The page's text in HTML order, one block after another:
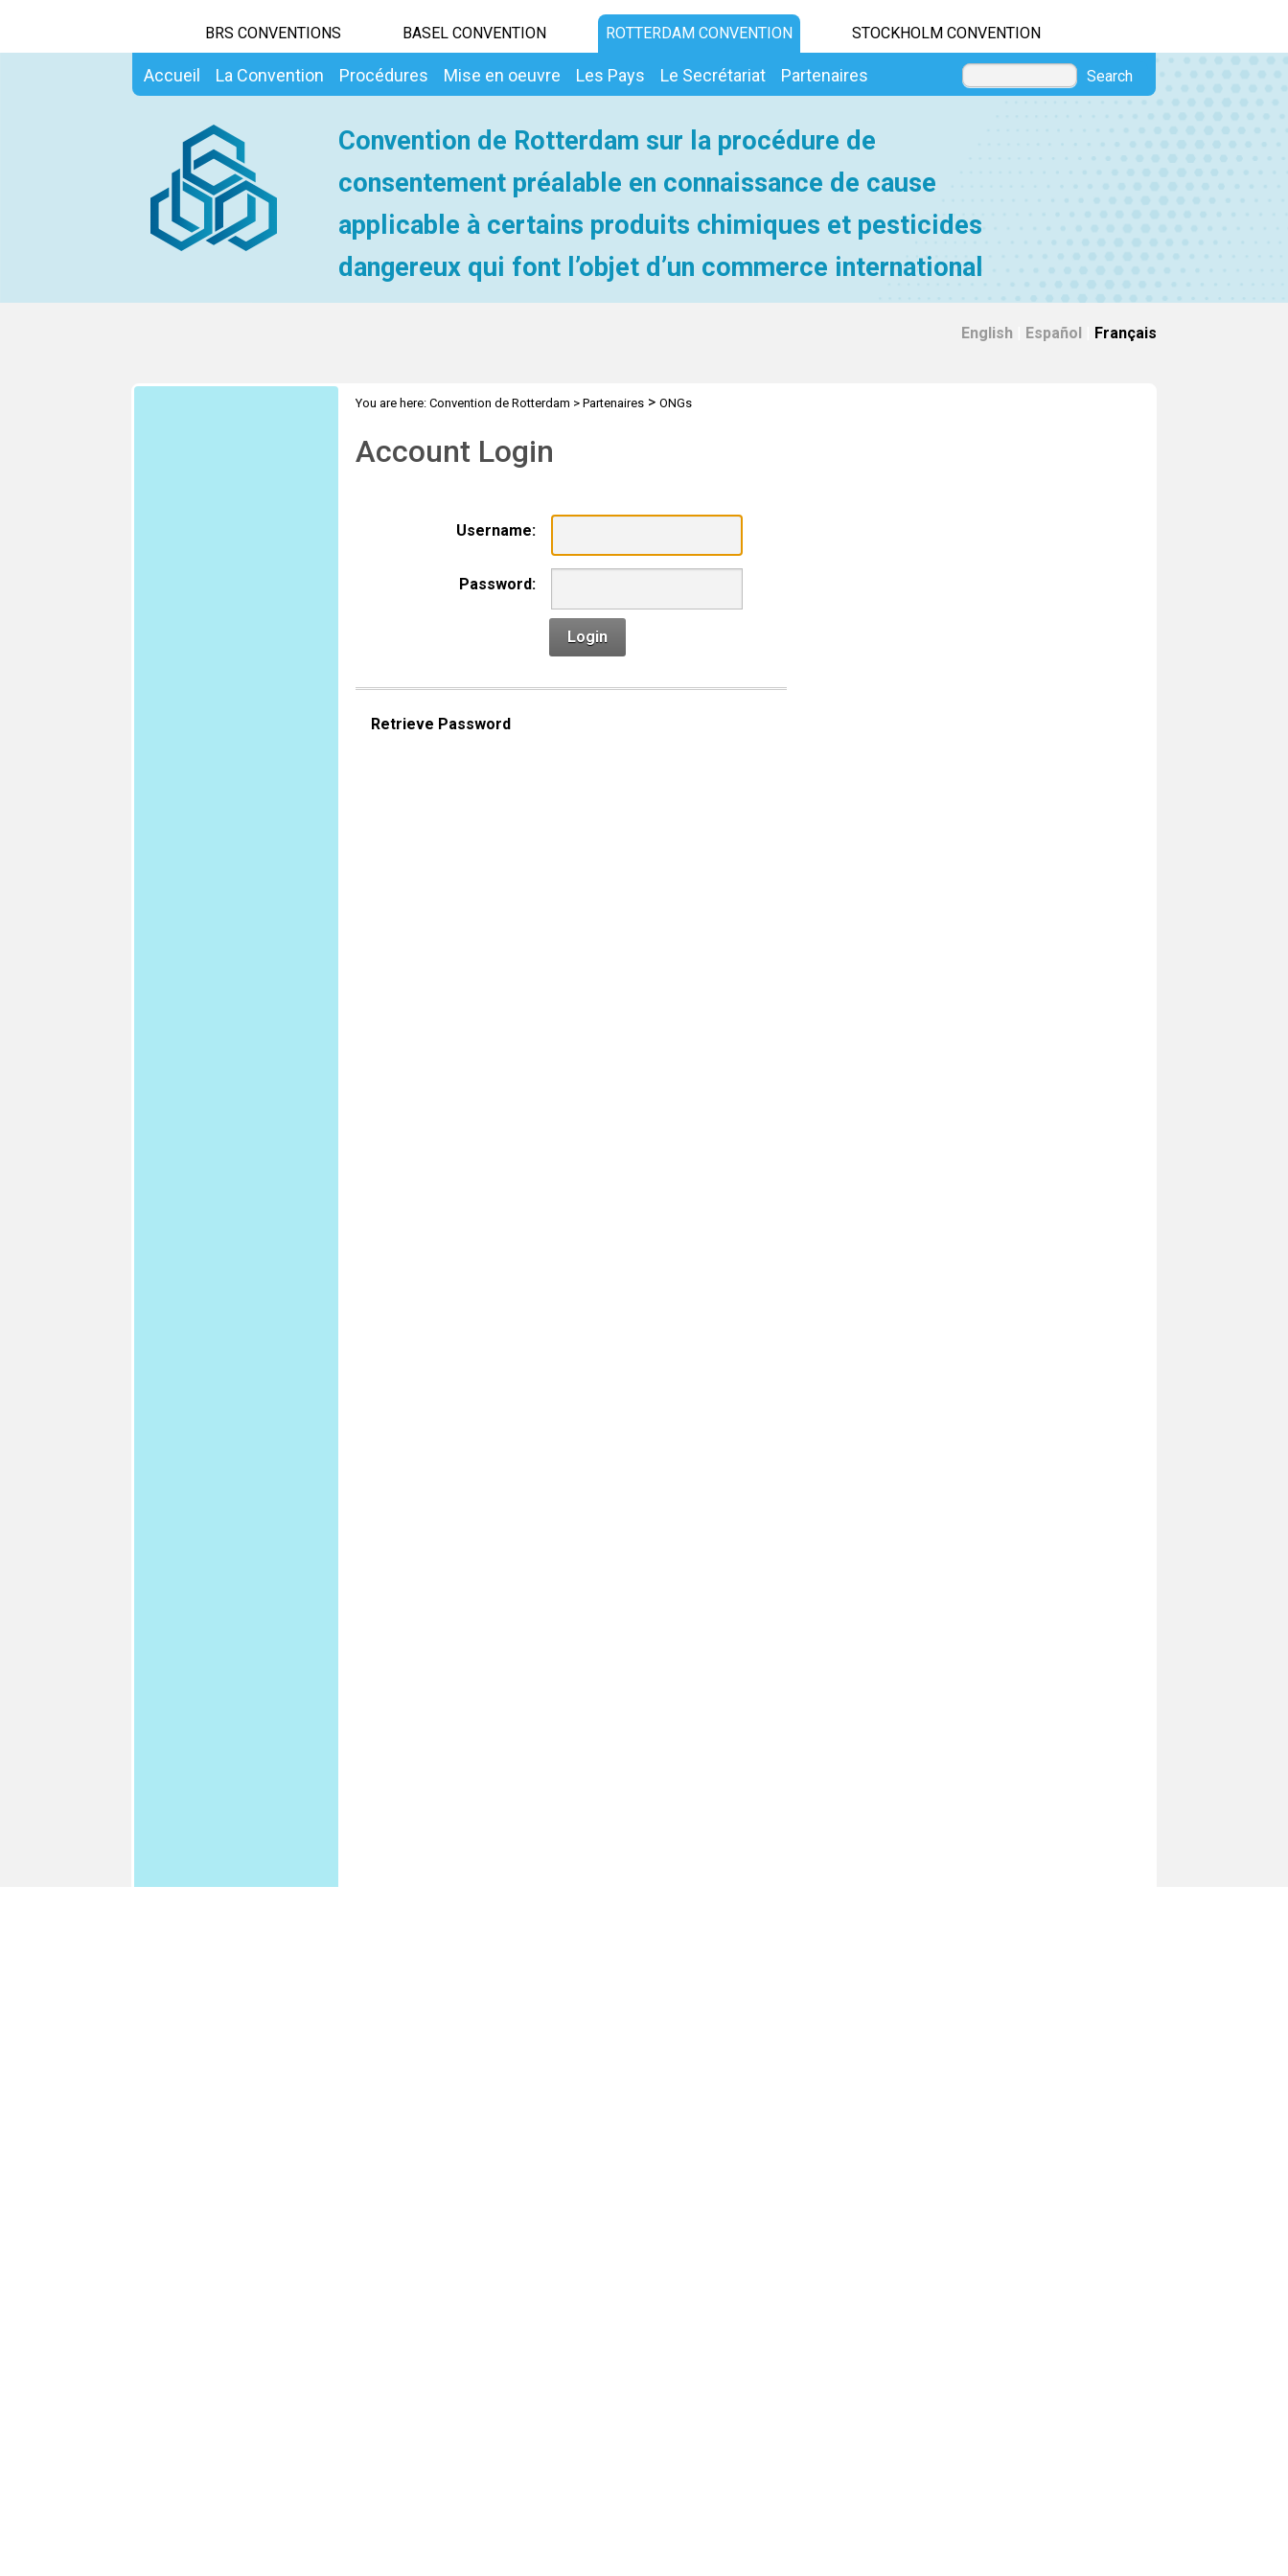
BRS CONVENTIONS BASEL CONVENTION ROTTERDAM CONVENTION STOCKHOLM CONVENTION
Accueil La Convention Procédures Mise en oeuvre Les Pays Le Secrétariat Partenaires Search
Convention de Rotterdam sur la procédure de
consentement préalable en connaissance de cause
applicable à certains produits chimiques et pesticides
dangereux qui font l’objet d’un commerce international
English Español Français
You are here: Convention de Rotterdam > Partenaires> ONGs
Account Login
Username:
Password:
Login
Retrieve Password